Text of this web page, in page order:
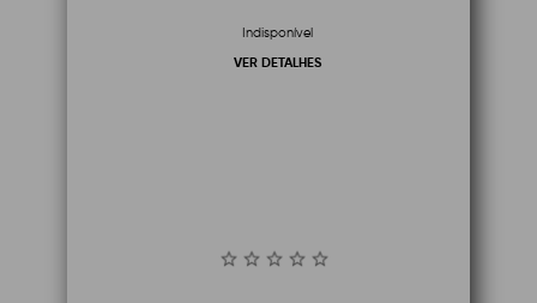
Indisponível
VER DETALHES